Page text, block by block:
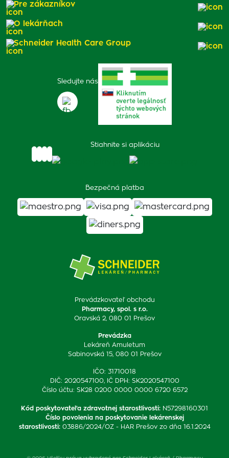
Prevádzkovateľ obchodu
Pharmacy, spol. s r.o.
Oravská 2, 080 01 Prešov
Prevádzka
Lekáreň Amuletum
Sabinovská 15, 080 01 Prešov
IČO: 31710018
DIČ: 2020547100, IČ DPH: SK2020547100
Číslo účtu: SK28 0200 0000 0000 6720 6572
Kód poskytovateľa zdravotnej starostlivosti: N57298160301
Číslo povolenia na poskytovanie lekárenskej
starostlivosti: 03886/2024/OZ - HAR Prešov zo dňa 16.1.2024
Sledujte nás
Stiahnite si aplikáciu
Bezpečná platba
Pre zákazníkov
O lekárňach
Schneider Health Care Group